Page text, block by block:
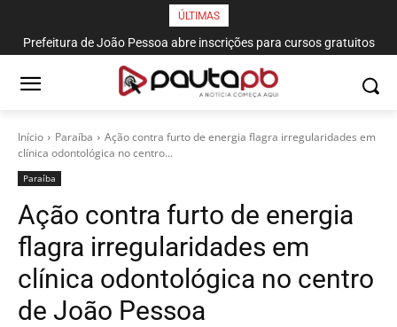
ÚLTIMAS
Prefeitura de João Pessoa abre inscrições para cursos gratuitos
de corte e costura, confeitaria e salgateria
Início Paraí­ba
Ação contra furto de energia flagra irregularidades em
clínica odontológica no centro...
Paraí­ba
Ação contra furto de energia
flagra irregularidades em
clínica odontológica no centro
de João Pessoa